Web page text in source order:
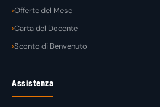
Offerte del Mese
Carta del Docente
Sconto di Benvenuto
Assistenza